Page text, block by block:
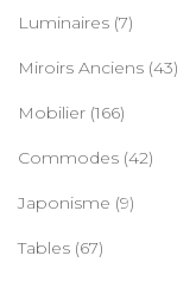
Luminaires (7)
Miroirs Anciens (43)
Mobilier (166)
Commodes (42)
Japonisme (9)
Tables (67)